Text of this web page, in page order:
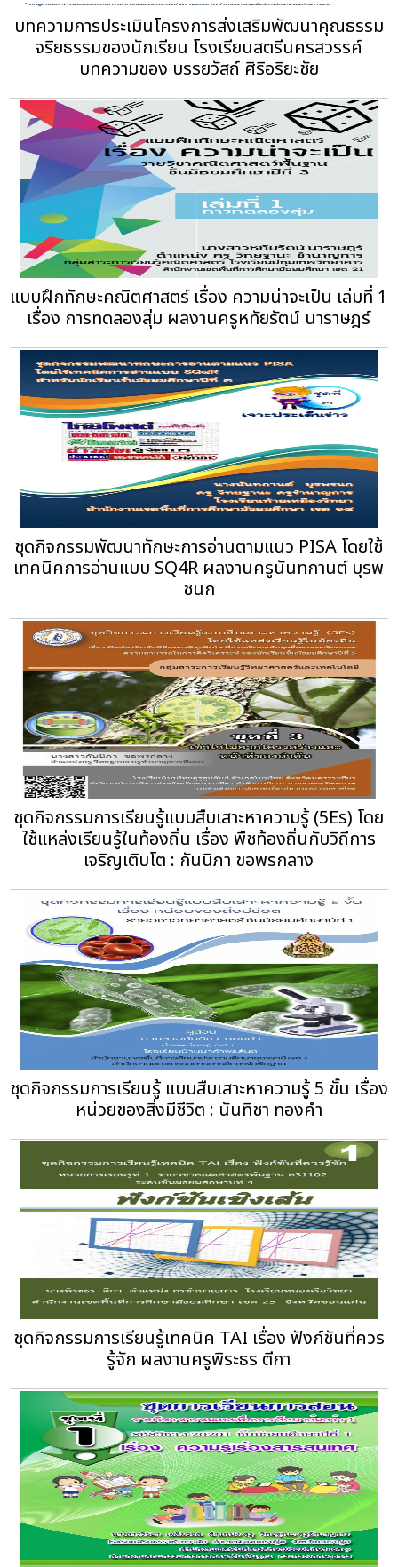
บทความการประเมินโครงการส่งเสริมพัฒนาคุณธรรม
จริยธรรมของนักเรียน โรงเรียนสตรีนครสวรรค์
บทความของ บรรยวัสถ์ ศิริอริยะชัย
แบบฝึกทักษะคณิตศาสตร์ เรื่อง ความน่าจะเป็น เล่มที่ 1
เรื่อง การทดลองสุ่ม ผลงานครูหทัยรัตน์ นาราษฎร์
ชุดกิจกรรมพัฒนาทักษะการอ่านตามแนว PISA โดยใช้
เทคนิคการอ่านแบบ SQ4R ผลงานครูนันทกานต์ บุรพ
ชนก
ชุดกิจกรรมการเรียนรู้แบบสืบเสาะหาความรู้ (5Es) โดย
ใช้แหล่งเรียนรู้ในท้องถิ่น เรื่อง พืชท้องถิ่นกับวิถีการ
เจริญเติบโต : กันนิภา ขอพรกลาง
ชุดกิจกรรมการเรียนรู้ แบบสืบเสาะหาความรู้ 5 ขั้น เรื่อง
หน่วยของสิ่งมีชีวิต : นันทิชา ทองคำ
ชุดกิจกรรมการเรียนรู้เทคนิค TAI เรื่อง ฟังก์ชันที่ควร
รู้จัก ผลงานครูพิระธร ตีกา